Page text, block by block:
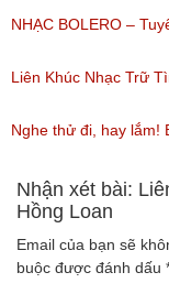
(Lượt nghe: 218)
Ca Thiên Quang
(Lượt nghe: 219)
NHẠC BOLERO –
Nhất / Tuyệt Đỉnh
(Lượt nghe: 99)
Liên Khúc Nhạc Trữ
Vàng Trữ Tình Hay
(Lượt nghe: 75)
Nghe thử đi, hay lắm!
Nhạc miền Tây đặc
(Lượt nghe: 46)
Nhận xét bài:
Hồng Loan
Email của bạn sẽ
buộc được đánh dấu